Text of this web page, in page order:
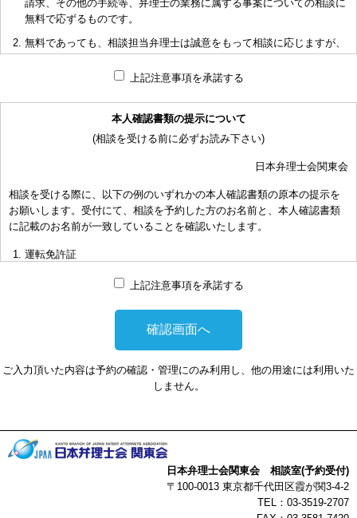
請求、その他の手続等、弁理士の業務に属する事案についての相談に
無料で応ずるものです。
無料であっても、相談担当弁理士は誠意をもって相談に応じますが、
もありますことを予めご了承下さい。
め、相談内容について、相談担当弁理士も当会も法的責任を負うもの
ではないことを予めご了承下さい。
お申し出により、相談担当弁理士に対して調査、出願等の相談事案を
依頼された場合には、通常の受任事件として有料となります。また、
その場合は、依頼者と弁理士個人との関係となり、当会は関与しませ
によって、また、特許事務所によって異なりますので、詳細は特許事
非対面型の相談はWEB会議システムを利用して実施します。WEB会
議システムを利用する事によって生じた不利益または損害に対して、
当会は、一切の責任を負い兼ねます。この点あらかじめご了承くださ
い。
上記注意事項を承諾する
本人確認書類の提示について
(相談を受ける前に必ずお読み下さい)
日本弁理士会関東会
相談を受ける際に、以下の例のいずれかの本人確認書類の原本の提示を
お願いします。受付にて、相談を予約した方のお名前と、本人確認書類
に記載のお名前が一致していることを確認いたします。
運転免許証
マイナンバーカード
本人確認書類を提示頂けない場合は、相談を受けることができません。
上記注意事項を承諾する
ご入力頂いた内容は予約の確認・管理にのみ利用し、他の用途には利用いた
しません。
日本弁理士会関東会 相談室(予約受付)
〒100-0013 東京都千代田区霞が関3-4-2
TEL：03-3519-2707